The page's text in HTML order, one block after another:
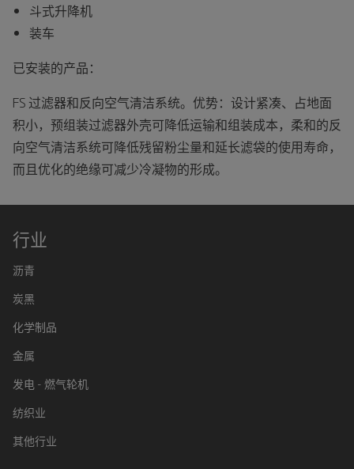
斗式升降机
装车
已安装的产品：
FS 过滤器和反向空气清洁系统。优势：设计紧凑、占地面
积小，预组装过滤器外壳可降低运输和组装成本，柔和的反
向空气清洁系统可降低残留粉尘量和延长滤袋的使用寿命，
而且优化的绝缘可减少冷凝物的形成。
行业
沥青
炭黑
化学制品
金属
发电 - 燃气轮机
纺织业
其他行业